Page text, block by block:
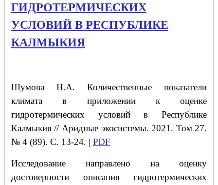
ГИДРОТЕРМИЧЕСКИХ
УСЛОВИЙ В РЕСПУБЛИКЕ
КАЛМЫКИЯ
Шумова Н.А.Количественные показатели
климата в приложении к оценке
гидротермических условий в Республике
Калмыкия // Аридные экосистемы. 2021. Том 27.
№ 4 (89). С. 13-24. | PDF
Исследование направлено на оценку
достоверности описания гидротермических